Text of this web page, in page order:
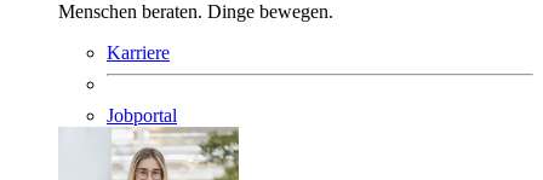
Menschen beraten. Dinge bewegen.
Karriere
Jobportal